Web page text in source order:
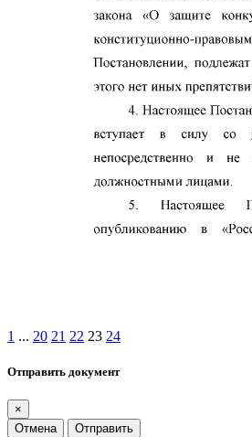
1 ... 20 21 22 23 24
Отправить документ
×
Отмена
Отправить